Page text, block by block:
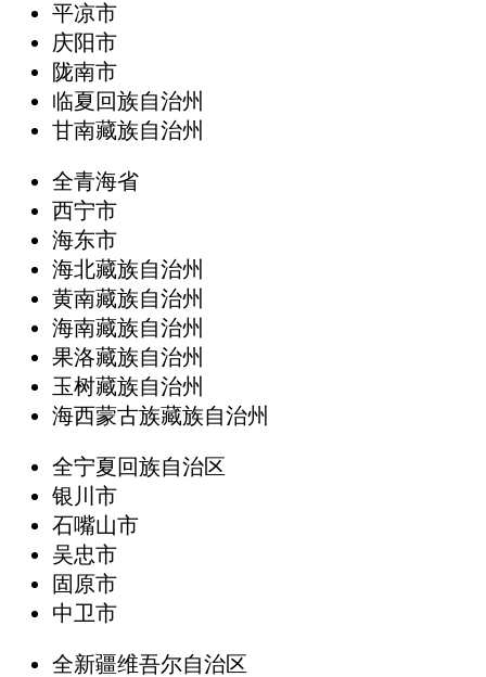
平凉市
庆阳市
陇南市
临夏回族自治州
甘南藏族自治州
全青海省
西宁市
海东市
海北藏族自治州
黄南藏族自治州
海南藏族自治州
果洛藏族自治州
玉树藏族自治州
海西蒙古族藏族自治州
全宁夏回族自治区
银川市
石嘴山市
吴忠市
固原市
中卫市
全新疆维吾尔自治区